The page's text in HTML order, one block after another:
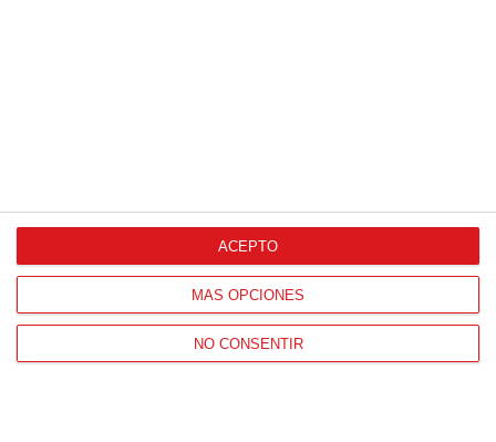
MÁS OPCIONES
NO CONSENTIR
ACEPTO
NAVEGACIÓN
Home Resultados